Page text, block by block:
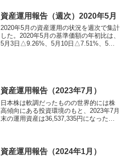
資産運用報告（週次）2020年5月
2020年5月の資産運用の状況を週次で集計
した。2020年5月の基準価額の年初比は、
5月3日△9.26%、5月10日△7.51%、5月
資産運用報告（2023年7月）
日本株は軟調だったものの世界的には株
高傾向にある投資環境のもと、2023年7月
末の運用資産は36,537,335円になった。7
資産運用報告（2024年1月）